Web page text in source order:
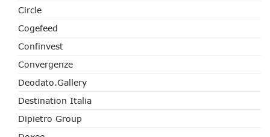
Circle
Cogefeed
Confinvest
Convergenze
Deodato.Gallery
Destination Italia
Dipietro Group